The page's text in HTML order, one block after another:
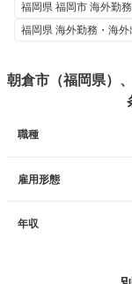
福岡県 福岡市 海外勤
福岡県 海外勤務・海外
朝倉市（福岡県）
職種
雇用形態
年収